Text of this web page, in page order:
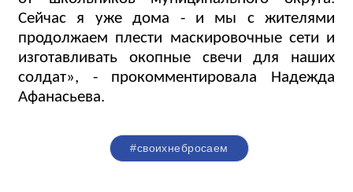
Сейчас я уже дома - и мы с жителями
продолжаем плести маскировочные сети и
изготавливать окопные свечи для наших
солдат», - прокомментировала Надежда
Афанасьева.
#своихнебросаем